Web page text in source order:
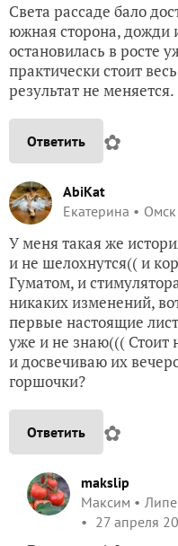
Света рассаде бало
южная сторона, дожди
остановилась в росте
практически стоит
результат не меняется.
Ответить ✿
AbiKat
Екатерина
Омск
У меня такая же
и не шелохнутся(( и
Гуматом, и
никаких изменений,
первые настоящие
уже и не знаю((( Стоит
и досвечиваю их
горшочки?
Ответить ✿
makslip
Максим
27 апреля